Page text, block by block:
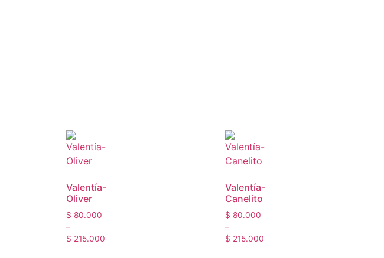
Valentía-
Oliver
$ 80.000
–
$ 215.000
Valentía-
Canelito
$ 80.000
–
$ 215.000